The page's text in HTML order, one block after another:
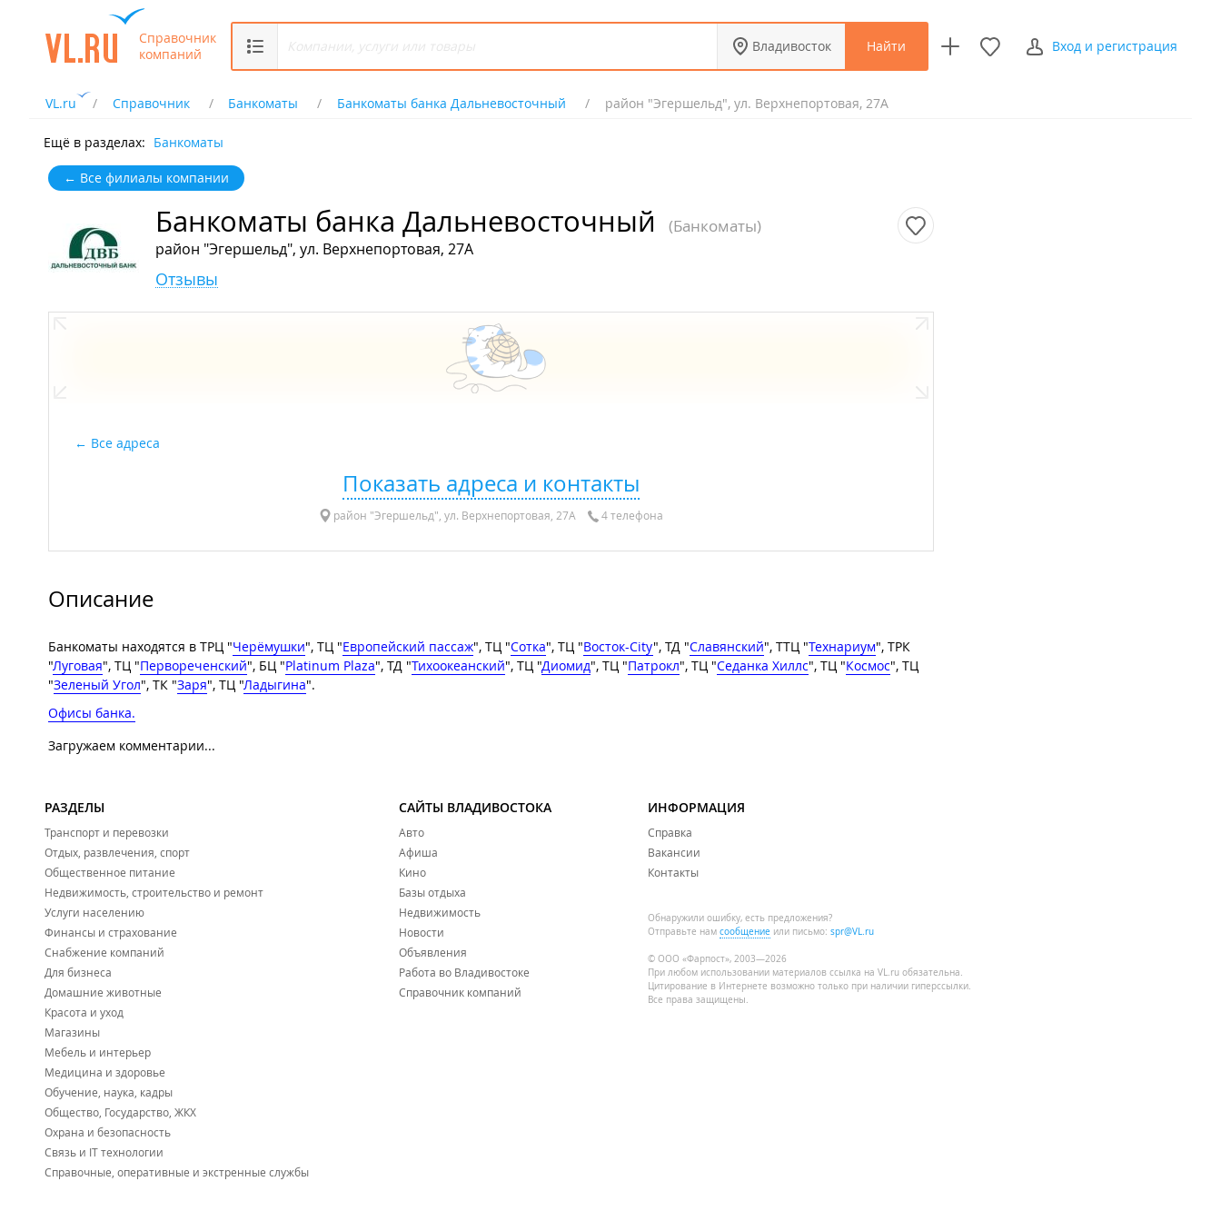
Справочник
компаний
Владивосток Найти Вход и регистрация
VL.ru Справочник Банкоматы Банкоматы банка Дальневосточный район "Эгершельд", ул. Верхнепортовая, 27А
Ещё в разделах: Банкоматы
← Все филиалы компании
Банкоматы банка Дальневосточный (Банкоматы)
район "Эгершельд", ул. Верхнепортовая, 27А
Отзывы
Все адреса
Показать адреса и контакты
район "Эгершельд", ул. Верхнепортовая, 27А 4 телефона
Описание
Банкоматы находятся в ТРЦ "Черёмушки", ТЦ "Европейский пассаж", ТЦ "Сотка", ТЦ "Восток-City", ТД "Славянский", ТТЦ "Технариум", ТРК
"Луговая", ТЦ "Первореченский", БЦ "Platinum Plaza", ТД "Тихоокеанский", ТЦ "Диомид", ТЦ "Патрокл", ТЦ "Седанка Хиллс", ТЦ "Космос", ТЦ
"Зеленый Угол", ТК "Заря", ТЦ "Ладыгина".
Офисы банка.
Загружаем комментарии...
РАЗДЕЛЫ
Транспорт и перевозки
Отдых, развлечения, спорт
Общественное питание
Недвижимость, строительство и ремонт
Услуги населению
Финансы и страхование
Снабжение компаний
Для бизнеса
Домашние животные
Красота и уход
Магазины
Мебель и интерьер
Медицина и здоровье
Обучение, наука, кадры
Общество, Государство, ЖКХ
Охрана и безопасность
Связь и IT технологии
Справочные, оперативные и экстренные службы
САЙТЫ ВЛАДИВОСТОКА
Авто
Афиша
Кино
Базы отдыха
Недвижимость
Новости
Объявления
Работа во Владивостоке
Справочник компаний
ИНФОРМАЦИЯ
Справка
Вакансии
Контакты
Обнаружили ошибку, есть предложения?
Отправьте нам сообщение или письмо: spr@VL.ru
© ООО «Фарпост», 2003—2026
При любом использовании материалов ссылка на VL.ru обязательна.
Цитирование в Интернете возможно только при наличии гиперссылки.
Все права защищены.